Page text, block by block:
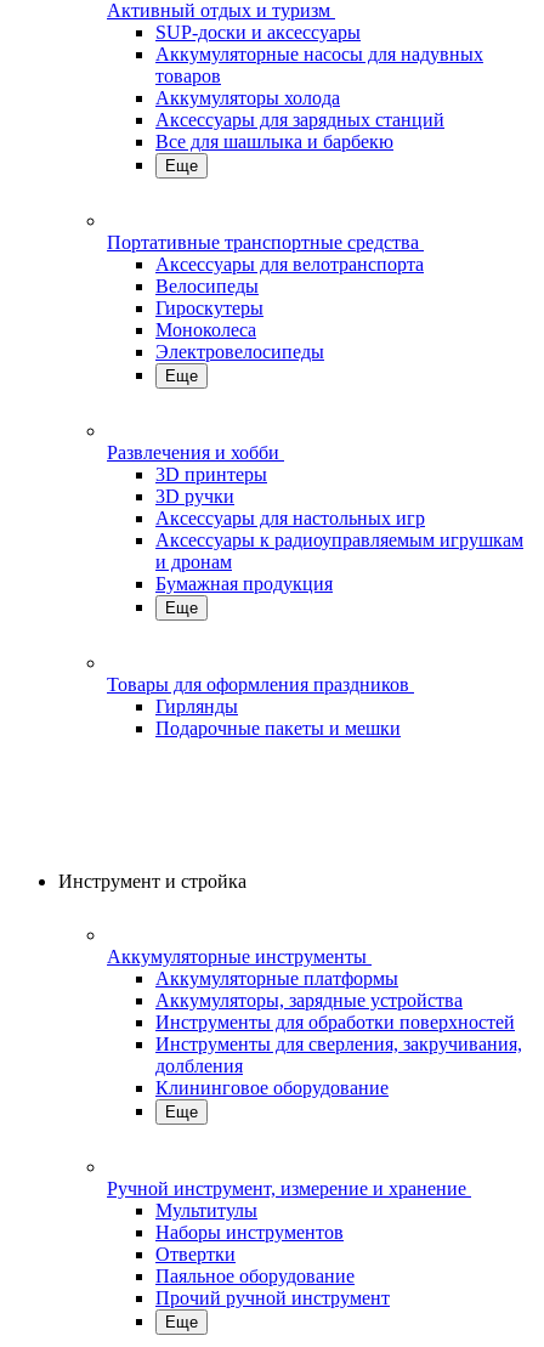
Активный отдых и туризм
SUP-доски и аксессуары
Аккумуляторные насосы для надувных
товаров
Аккумуляторы холода
Аксессуары для зарядных станций
Все для шашлыка и барбекю
Еще
Портативные транспортные средства
Аксессуары для велотранспорта
Велосипеды
Гироскутеры
Моноколеса
Электровелосипеды
Еще
Развлечения и хобби
3D принтеры
3D ручки
Аксессуары для настольных игр
Аксессуары к радиоуправляемым игрушкам
и дронам
Бумажная продукция
Еще
Товары для оформления праздников
Гирлянды
Подарочные пакеты и мешки
Инструмент и стройка
Аккумуляторные инструменты
Аккумуляторные платформы
Аккумуляторы, зарядные устройства
Инструменты для обработки поверхностей
Инструменты для сверления, закручивания,
долбления
Клининговое оборудование
Еще
Ручной инструмент, измерение и хранение
Мультитулы
Наборы инструментов
Отвертки
Паяльное оборудование
Прочий ручной инструмент
Еще